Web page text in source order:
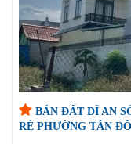
BÁN ĐẤT DĨ AN
RẺ PHƯỜNG TÂN